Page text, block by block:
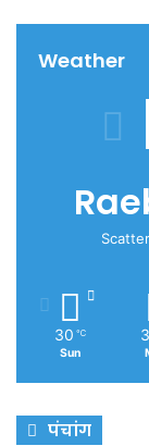
Weather
30 ℃
Sun
पंचांग